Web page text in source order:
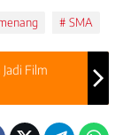
SMA
Film